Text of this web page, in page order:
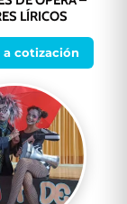
LÍRICOS
a cotización